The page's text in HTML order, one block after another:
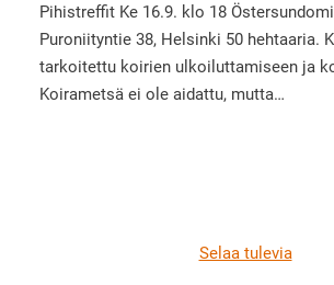
Pihistreffit Ke 16.9. klo 18
Puroniityntie 38, Helsinki 50 hehtaaria.
tarkoitettu koirien ulkoiluttamiseen ja
Koirametsä ei ole aidattu, mutta…
Selaa tulevia